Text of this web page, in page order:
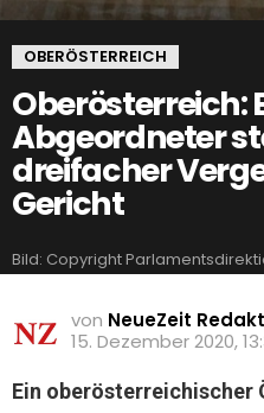
OBERÖSTERREICH
Oberösterreich:
Abgeordneter
dreifacher
Gericht
Bild: Copyright
von NeueZeit
15. Dezember 2020,
Ein oberösterreichischer